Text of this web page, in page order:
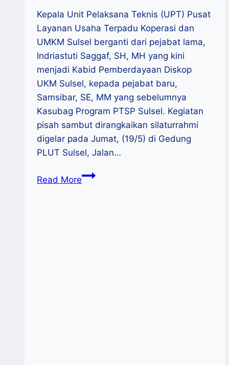
Kepala Unit Pelaksana Teknis (UPT) Pusat
Layanan Usaha Terpadu Koperasi dan
UMKM Sulsel berganti dari pejabat lama,
Indriastuti Saggaf, SH, MH yang kini
menjadi Kabid Pemberdayaan Diskop
UKM Sulsel, kepada pejabat baru,
Samsibar, SE, MM yang sebelumnya
Kasubag Program PTSP Sulsel. Kegiatan
pisah sambut dirangkaikan silaturrahmi
digelar pada Jumat, (19/5) di Gedung
PLUT Sulsel, Jalan…
Read MorePisah